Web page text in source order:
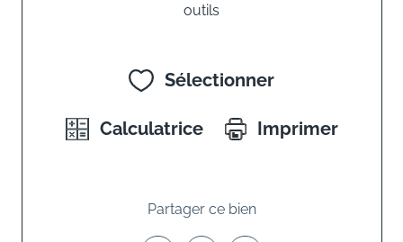
outils
Sélectionner
Calculatrice Imprimer
Partager ce bien